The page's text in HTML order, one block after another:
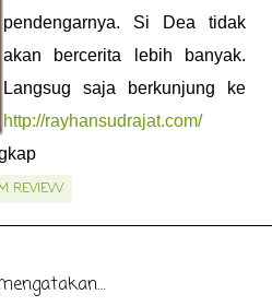
pendengarnya. Si Dea tidak
akan bercerita lebih banyak.
Langsug saja berkunjung ke
http://rayhansudrajat.com/
REVIEW